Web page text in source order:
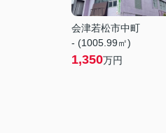
会津若松市中町
- (1005.99㎡)
1,350万円